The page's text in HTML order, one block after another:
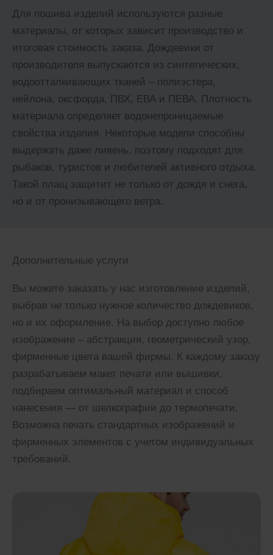
Для пошива изделий используются разные
материалы, от которых зависит производство и
итоговая стоимость заказа. Дождевики от
производителя выпускаются из синтетических,
водоотталкивающих тканей – полиэстера,
нейлона, оксфорда, ПВХ, ЕВА и ПЕВА. Плотность
материала определяет водонепроницаемые
свойства изделия. Некоторые модели способны
выдержать даже ливень, поэтому подходят для
рыбаков, туристов и любителей активного отдыха.
Такой плащ защитит не только от дождя и снега,
но и от пронизывающего ветра.
Дополнительные услуги
Вы можете заказать у нас изготовление изделий,
выбрав не только нужное количество дождевиков,
но и их оформление. На выбор доступно любое
изображение – абстракция, геометрический узор,
фирменные цвета вашей фирмы. К каждому заказу
разрабатываем макет печати или вышивки,
подбираем оптимальный материал и способ
нанесения — от шелкографии до термопечати.
Возможна печать стандартных изображений и
фирменных элементов с учетом индивидуальных
требований.